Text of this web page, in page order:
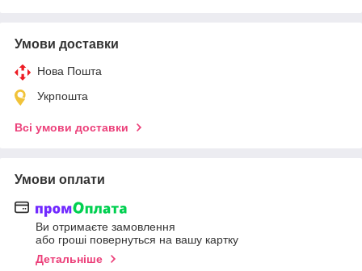
Умови доставки
Нова Пошта
Укрпошта
Всі умови доставки
Умови оплати
Ви отримаєте замовлення
або гроші повернуться на вашу картку
Детальніше